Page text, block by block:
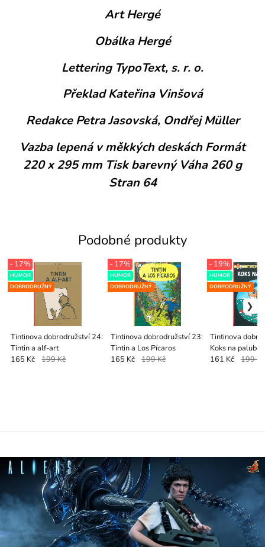
Art Hergé
Obálka Hergé
Lettering TypoText, s. r. o.
Překlad Kateřina Vinšová
Redakce Petra Jasovská, Ondřej Müller
Vazba lepená v měkkých deskách Formát
220 x 295 mm Tisk barevný Váha 260 g
Stran 64
Podobné produkty
Tintinova dobrodružství 24:
Tintin a alf-art
HUMOR
DOBRODRUŽNÝ
- 17%
165 Kč 199 Kč
Tintinova dobrodružství 23:
Tintin a Los Pícaros
HUMOR
DOBRODRUŽNÝ
- 17%
165 Kč 199 Kč
Tintinova
Koks na palubě
HUMOR
DOBRODRUŽNÝ
- 19%
161 Kč 199 Kč